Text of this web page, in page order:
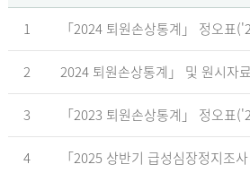
1
2 2024 퇴원손상통계」 및 원시자
3
4